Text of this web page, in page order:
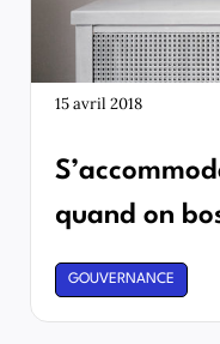
15 avril 2018
quand on
GOUVERNANCE